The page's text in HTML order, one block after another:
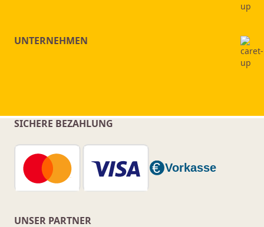
UNTERNEHMEN
SICHERE BEZAHLUNG
UNSER PARTNER